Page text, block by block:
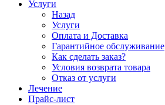
Услуги
Назад
Услуги
Оплата и Доставка
Гарантийное обслуживание
Как сделать заказ?
Условия возврата товара
Отказ от услуги
Лечение
Прайс-лист